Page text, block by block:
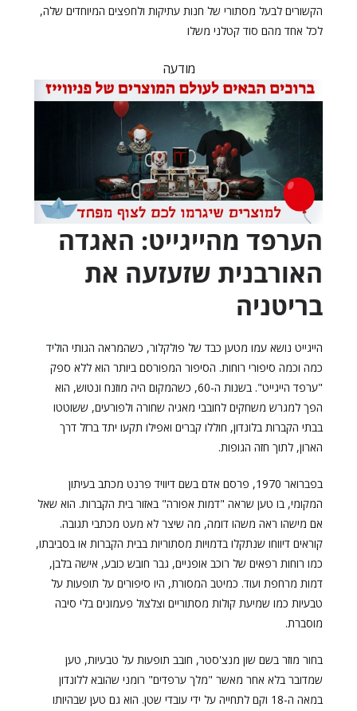
הקשורים לבעל מסתורי של חנות עתיקות ולחפצים המיוחדים שלה,
לכל אחד מהם סוד קטלני משלו
מודעה
הערפד מהייגייט: האגדה
האורבנית שזעזעה את
בריטניה
הייגייט נושא עמו מטען כבד של פולקלור, כשהמראה הגותי הוליד
כמה וכמה סיפורי רוחות. הסיפור המפורסם ביותר הוא ללא ספק
"ערפד הייגייט". בשנות ה-60, כשהמקום היה מוזנח ונטוש, הוא
הפך למגרש משחקים לחובבי מאגיה שחורה ולפורעים, ששוטטו
בבתי הקברות בלונדון, חוללו קברים ואפילו תקעו יתד ברזל דרך
הארון, לתוך חזה הגופות.
בפברואר 1970, פרסם אדם בשם דיוויד פרנט מכתב בעיתון
המקומי, בו טען שראה "דמות אפורה" באזור בית הקברות. הוא שאל
אם מישהו ראה משהו דומה, מה שיצר לא מעט מכתבי תגובה.
קוראים דיווחו שנתקלו בדמויות מסתוריות בבית הקברות או בסביבתו,
כמו רוחות רפאים של רוכב אופניים, גבר חובש כובע, אישה בלבן,
דמות מרחפת ועוד. כמיטב המסורת, היו סיפורים על תופעות על
טבעיות כמו שמיעת קולות מסתוריים וצלצול פעמונים בלי סיבה
מוסברת.
בחור מוזר בשם שון מנצ'סטר, חובב תופעות על טבעיות, טען
שמדובר בלא אחר מאשר "מלך ערפדים" רומני שהובא ללונדון
במאה ה-18 וקם לתחייה על ידי עובדי שטן. הוא גם טען שבהיותו